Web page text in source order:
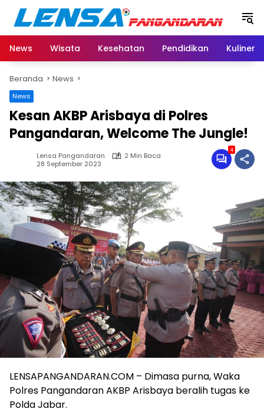
Langsung
konten
News
Wisata Kesehatan Pendidikan Kuliner
Beranda News
News
Kesan AKBP Arisbaya di Polres
Pangandaran, Welcome The Jungle!
Lensa Pangandaran
2 Min Baca
28 September 2023
4
LENSAPANGANDARAN.COM – Dimasa purna, Waka
Polres Pangandaran AKBP Arisbaya beralih tugas ke
Polda Jabar.